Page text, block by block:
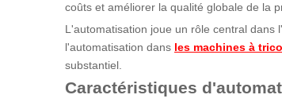
coûts et améliorer la qualité globale de la
L'automatisation joue un rôle central dans
l'automatisation dans les machines à
substantiel.
Caractéristiques